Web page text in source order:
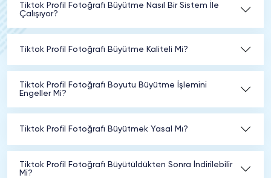
Tiktok Profil Fotoğrafı Büyütme Nasıl Bir Sistem İle
Çalışıyor?
Tiktok Profil Fotoğrafı Büyütme Kaliteli Mi?
Tiktok Profil Fotoğrafı Boyutu Büyütme İşlemini
Engeller Mi?
Tiktok Profil Fotoğrafı Büyütmek Yasal Mı?
Tiktok Profil Fotoğrafı Büyütüldükten Sonra İndirilebilir
Mi?